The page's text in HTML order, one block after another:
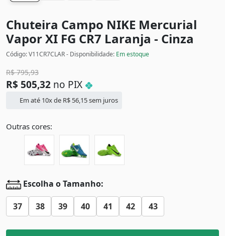
Chuteira Campo NIKE Mercurial
Vapor XI FG CR7 Laranja - Cinza
Código: V11CR7CLAR - Disponibilidade: Em estoque
R$795,93
R$ 505,32 no PIX
Em até 10x de R$ 56,15sem juros
Outras cores:
Escolha o Tamanho:
37 38 39 40 41 42 43